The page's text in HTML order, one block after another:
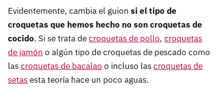
Evidentemente, cambia el guion si el tipo de
croquetas que hemos hecho no son croquetas de
cocido. Si se trata decroquetas de pollo, croquetas
de jamón o algún tipo de croquetas de pescado como
lascroquetas de bacalao o incluso lascroquetas de
setasesta teoría hace un poco aguas.